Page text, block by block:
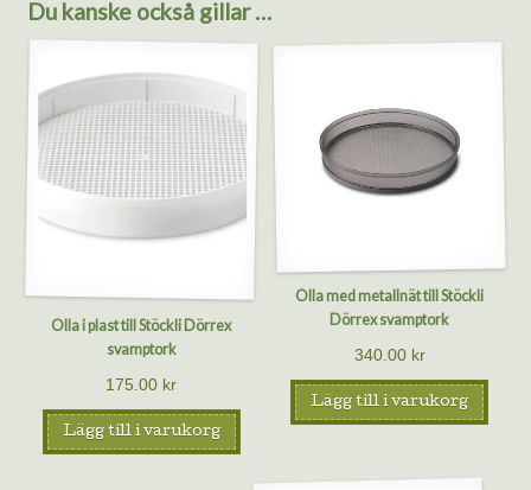
Du kanske också gillar …
Olla i plast till Stöckli Dörrex
svamptork
175.00 kr
Lägg till i varukorg
Olla med metallnät till Stöckli
Dörrex svamptork
340.00 kr
Lägg till i varukorg